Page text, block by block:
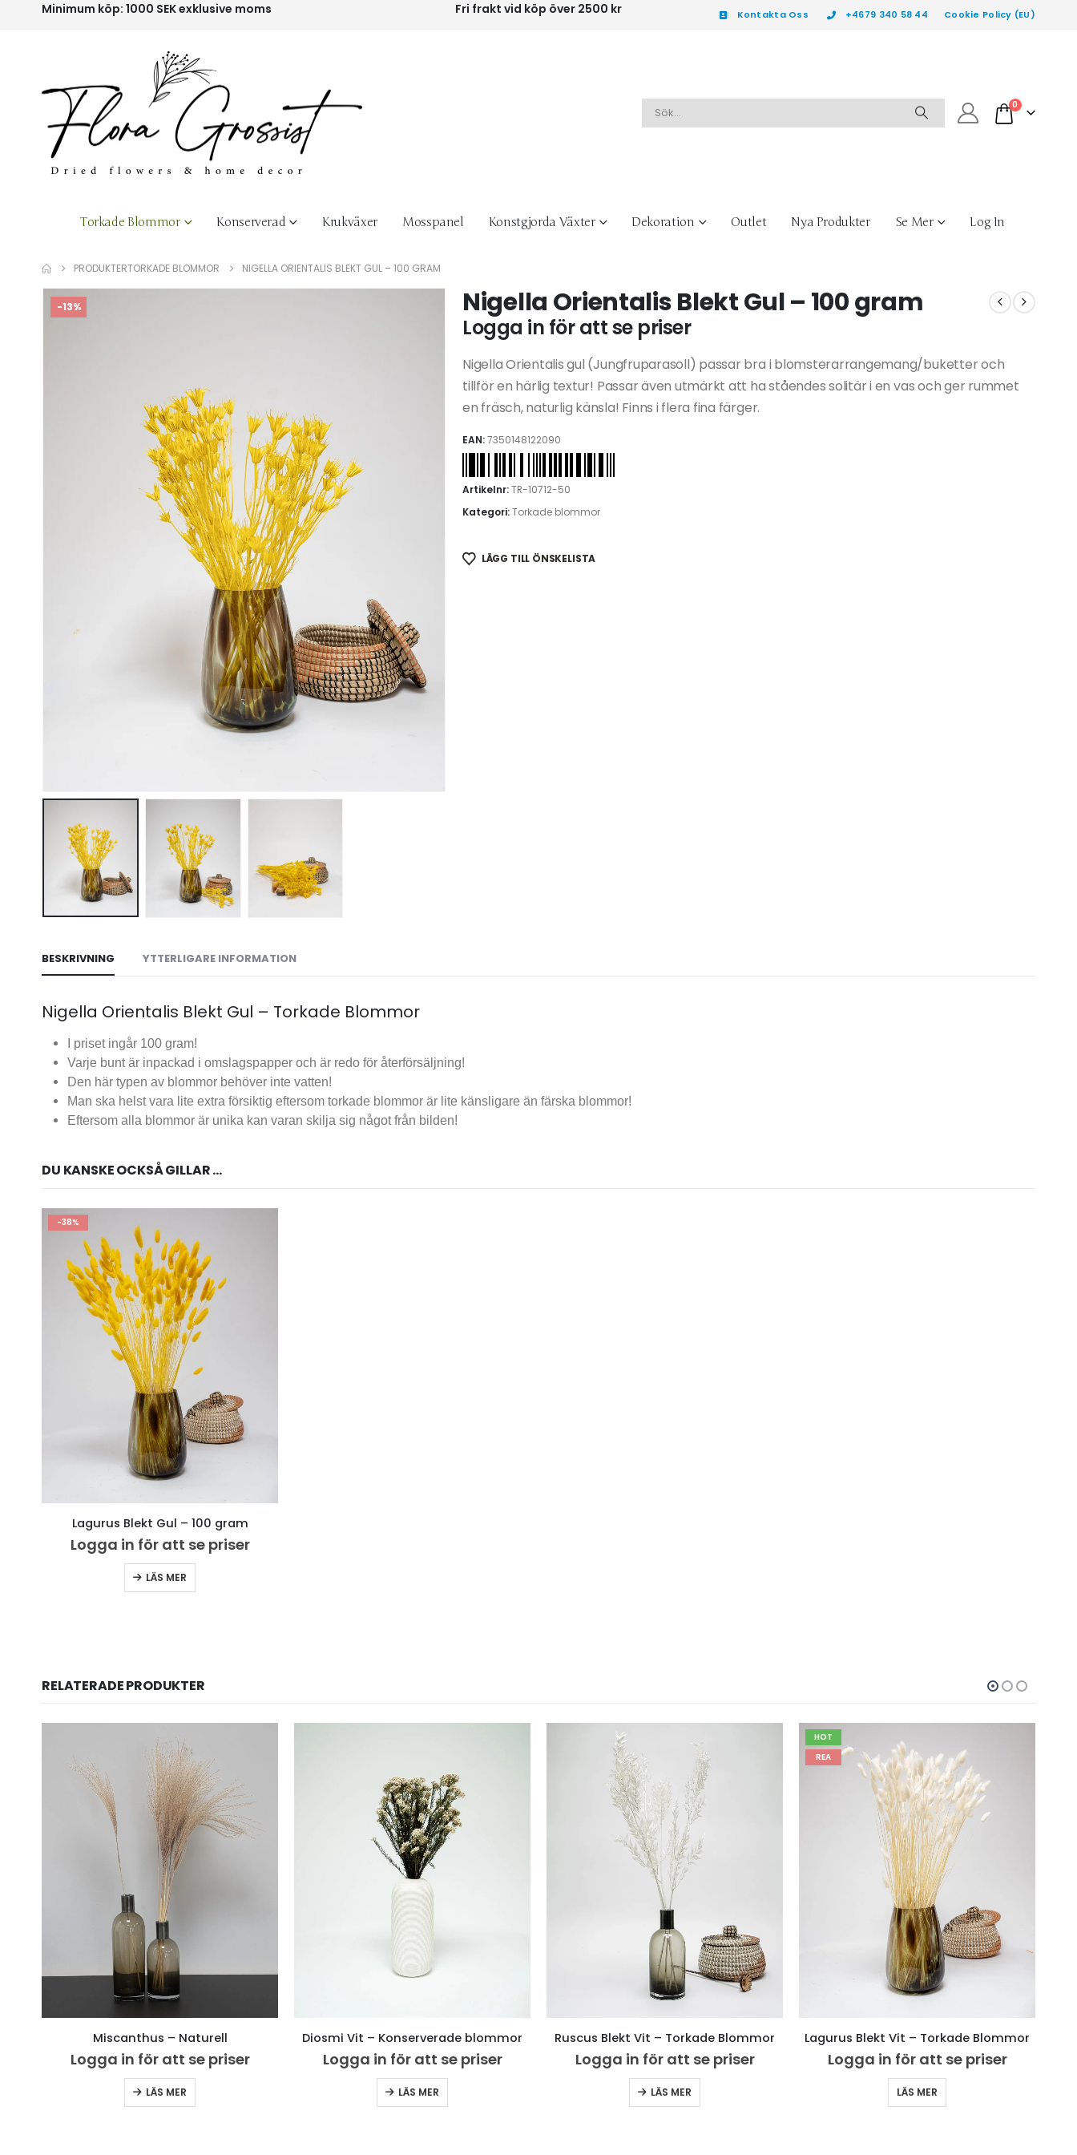
Minimum köp: 1000 SEK exklusive moms Fri frakt vid köp över 2500 kr Kontakta Oss +4679 340 58 44 Cookie Policy (EU)
0
Torkade Blommor Konserverad Krukväxer Mosspanel Konstgjorda Växter Dekoration Outlet Nya Produkter Se Mer Log In
PRODUKTERTORKADE BLOMMOR NIGELLA ORIENTALIS BLEKT GUL – 100 GRAM
-13% Nigella Orientalis Blekt Gul – 100 gram
Logga in för att se priser
Nigella Orientalis gul (Jungfruparasoll) passar bra i blomsterarrangemang/buketter och
tillför en härlig textur! Passar även utmärkt att ha ståendes solitär i en vas och ger rummet
en fräsch, naturlig känsla! Finns i flera fina färger.
EAN:7350148122090
Artikelnr:TR-10712-50
Kategori:Torkade blommor
LÄGG TILL ÖNSKELISTA
BESKRIVNING YTTERLIGARE INFORMATION
Nigella Orientalis Blekt Gul – Torkade Blommor
I priset ingår 100 gram!
Varje bunt är inpackad i omslagspapper och är redo för återförsäljning!
Den här typen av blommor behöver inte vatten!
Man ska helst vara lite extra försiktig eftersom torkade blommor är lite känsligare än färska blommor!
Eftersom alla blommor är unika kan varan skilja sig något från bilden!
DU KANSKE OCKSÅ GILLAR …
-38%
Lagurus Blekt Gul – 100 gram
Logga in för att se priser
LÄS MER
RELATERADE PRODUKTER
Miscanthus – Naturell
Logga in för att se priser
LÄS MER
Diosmi Vit – Konserverade blommor
Logga in för att se priser
LÄS MER
Ruscus Blekt Vit – Torkade Blommor
Logga in för att se priser
LÄS MER
HOT
REA
Lagurus Blekt Vit – Torkade Blommor
Logga in för att se priser
LÄS MER